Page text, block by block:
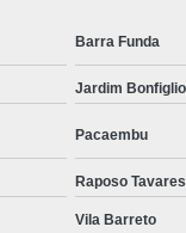
Brastemp
Instalação de
Instalação
Barra Funda
Jardim
Pacaembu
Raposo Tavares
Vila Barreto